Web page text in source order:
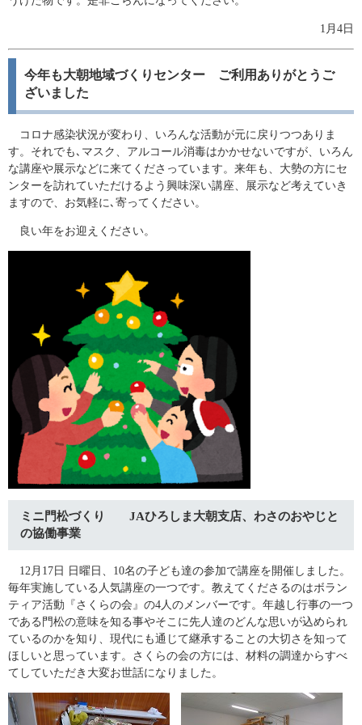
1月4日
今年も大朝地域づくりセンター ご利用ありがとうご
ざいました
コロナ感染状況が変わり、いろんな活動が元に戻りつつありま
す。それでも､マスク、アルコール消毒はかかせないですが、いろん
な講座や展示などに来てくださっています。来年も、大勢の方にセ
ンターを訪れていただけるよう興味深い講座、展示など考えていき
ますので、お気軽に､寄ってください。
良い年をお迎えください。
ミニ門松づくり JAひろしま大朝支店、わさのおやじと
の協働事業
12月17日 日曜日、10名の子ども達の参加で講座を開催しました。
毎年実施している人気講座の一つです。教えてくださるのはボラン
ティア活動『さくらの会』の4人のメンバーです。年越し行事の一つ
である門松の意味を知る事やそこに先人達のどんな思いが込められ
ているのかを知り、現代にも通じて継承することの大切さを知って
ほしいと思っています。さくらの会の方には、材料の調達からすべ
てしていただき大変お世話になりました。